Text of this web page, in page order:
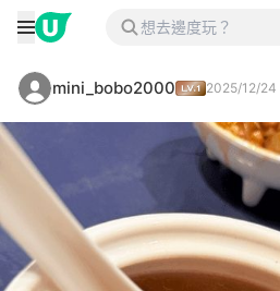
mini_bobo2000 2025/12/24